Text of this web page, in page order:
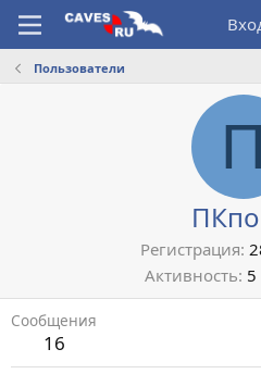
Пользователи
П
Регистрация
Активность
Сообщения
16